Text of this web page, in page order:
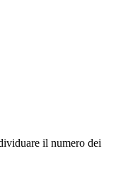
il numero dei